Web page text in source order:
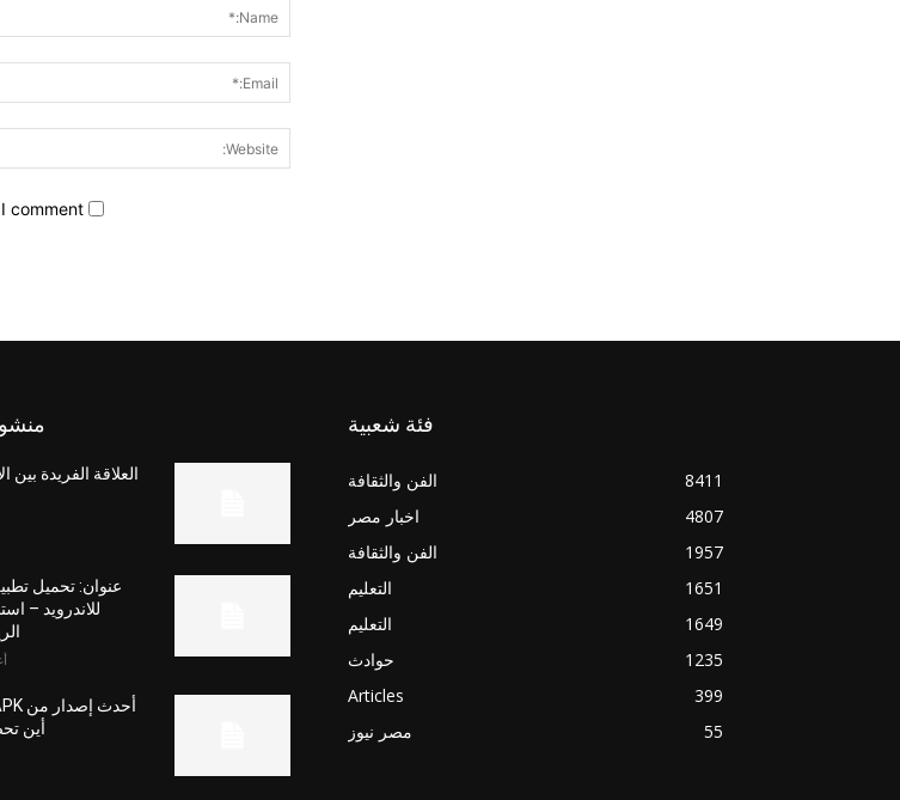
comment.
العلاقة الفريدة بين
للاندرويد –
أين
فئة شعبية
الفن والثقافة
8411
اخبار مصر
4807
الفن والثقافة
1957
التعليم
1651
التعليم
1649
حوادث
1235
Articles
399
مصر نيوز
55